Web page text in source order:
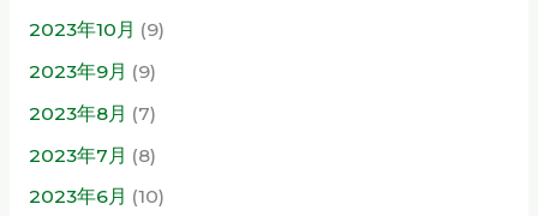
2023年10月 (9)
2023年9月 (9)
2023年8月 (7)
2023年7月 (8)
2023年6月 (10)